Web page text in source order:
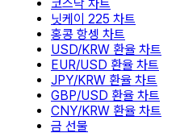
코스닥 차트
닛케이 225 차트
홍콩 항셍 차트
USD/KRW 환율 차트
EUR/USD 환율 차트
JPY/KRW 환율 차트
GBP/USD 환율 차트
CNY/KRW 환율 차트
금 선물